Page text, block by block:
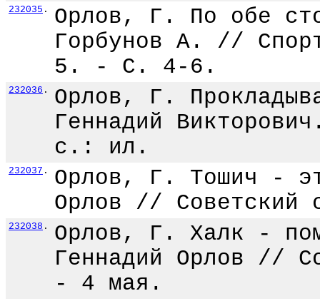
232035 .
Орлов, Г. По обе
Горбунов А. //
5. - С. 4-6.
232036 .
Орлов, Г.
Геннадий
с.: ил.
232037 .
Орлов, Г. Тошич -
Орлов //
232038 .
Орлов, Г. Халк -
Геннадий Орлов //
- 4 мая.